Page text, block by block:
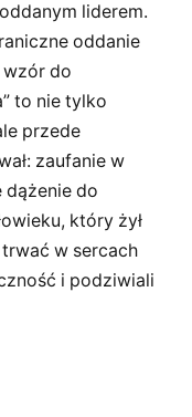
liderem.
oddanie
wzór do
to nie tylko
przede
zaufanie w
dążenie do
który żył
w sercach
i podziwiali